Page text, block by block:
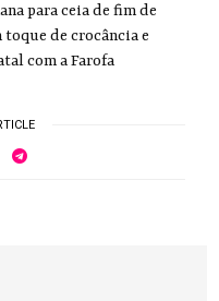
para ceia de fim de
de crocância e
com a Farofa